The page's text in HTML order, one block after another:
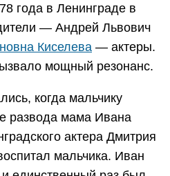
года в Ленинграде в
— Андрей Львович
Киселева — актеры.
мощный резонанс.
когда мальчику
развода мама Ивана
актера Дмитрия
мальчика. Иван